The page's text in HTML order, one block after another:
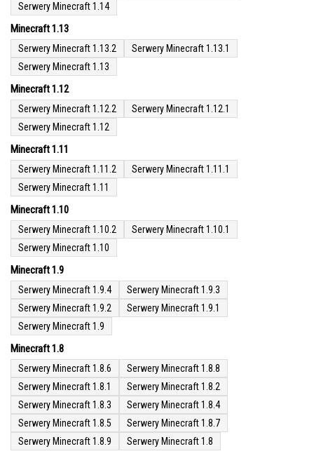
Serwery Minecraft 1.14
Minecraft 1.13
Serwery Minecraft 1.13.2
Serwery Minecraft 1.13.1
Serwery Minecraft 1.13
Minecraft 1.12
Serwery Minecraft 1.12.2
Serwery Minecraft 1.12.1
Serwery Minecraft 1.12
Minecraft 1.11
Serwery Minecraft 1.11.2
Serwery Minecraft 1.11.1
Serwery Minecraft 1.11
Minecraft 1.10
Serwery Minecraft 1.10.2
Serwery Minecraft 1.10.1
Serwery Minecraft 1.10
Minecraft 1.9
Serwery Minecraft 1.9.4
Serwery Minecraft 1.9.3
Serwery Minecraft 1.9.2
Serwery Minecraft 1.9.1
Serwery Minecraft 1.9
Minecraft 1.8
Serwery Minecraft 1.8.6
Serwery Minecraft 1.8.8
Serwery Minecraft 1.8.1
Serwery Minecraft 1.8.2
Serwery Minecraft 1.8.3
Serwery Minecraft 1.8.4
Serwery Minecraft 1.8.5
Serwery Minecraft 1.8.7
Serwery Minecraft 1.8.9
Serwery Minecraft 1.8